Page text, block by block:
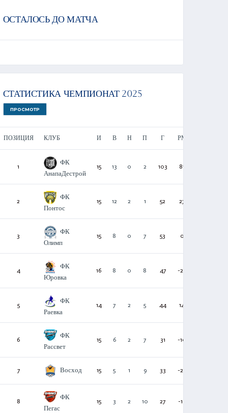
ОСТАЛОСЬ ДО МАТЧА
СТАТИСТИКА ЧЕМПИОНАТ 2025
ПРОСМОТР
ПОЗИЦИЯ КЛУБ И В Н П Г РМ
1
ФК
АнапаДестрой
15 13 0 2 103 81
2
ФК
Понтос
15 12 2 1 52 27
3
ФК
Олимп
15 8 0 7 53 0
4
ФК
Юровка
16 8 0 8 47 -28
5
ФК
Раевка
14 7 2 5 44 14
6
ФК
Рассвет
15 6 2 7 31 -10
7 Восход 15 5 1 9 33 -22
8
ФК
Пегас
15 3 2 10 27 -16